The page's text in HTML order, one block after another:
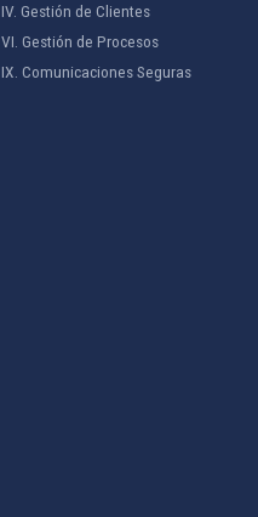
IV. Gestión de Clientes
VI. Gestión de Procesos
IX. Comunicaciones Seguras